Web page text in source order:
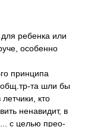
ребенка или
особ­енно
прин­ципа
та шли бы
кто
нена­видит, в
с целью прео­